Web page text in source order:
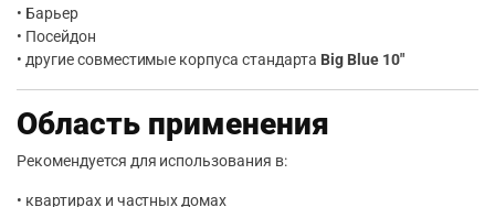
• Барьер
• Посейдон
• другие совместимые корпуса стандарта Big Blue 10″
Область применения
Рекомендуется для использования в:
• квартирах и частных домах